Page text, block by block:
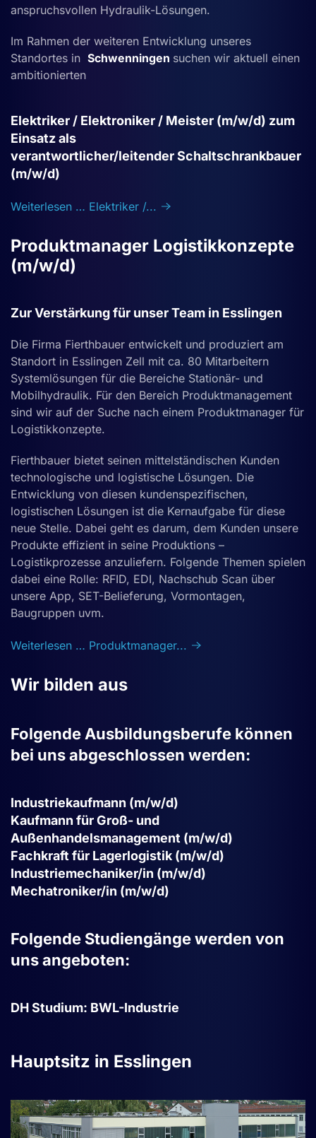
anspruchsvollen Hydraulik-Lösungen.
Im Rahmen der weiteren Entwicklung unseres
Standortes in Schwenningen suchen wir aktuell einen
ambitionierten
Elektriker / Elektroniker / Meister (m/w/d) zum
Einsatz als
verantwortlicher/leitenderSchaltschrankbauer
(m/w/d)
Weiterlesen … Elektriker /...
Produktmanager Logistikkonzepte
(m/w/d)
Zur Verstärkung für unser Team in Esslingen
Die Firma Fierthbauer entwickelt und produziert am
Standort in Esslingen Zell mit ca. 80 Mitarbeitern
Systemlösungen für die Bereiche Stationär- und
Mobilhydraulik. Für den Bereich Produktmanagement
sind wir auf der Suche nach einem Produktmanager für
Logistikkonzepte.
Fierthbauer bietet seinen mittelständischen Kunden
technologische und logistische Lösungen. Die
Entwicklung von diesen kundenspezifischen,
logistischen Lösungen ist die Kernaufgabe für diese
neue Stelle. Dabei geht es darum, dem Kunden unsere
Produkte effizient in seine Produktions –
Logistikprozesse anzuliefern. Folgende Themen spielen
dabei eine Rolle: RFID, EDI, Nachschub Scan über
unsere App, SET-Belieferung, Vormontagen,
Baugruppen uvm.
Weiterlesen … Produktmanager...
Wir bilden aus
Folgende Ausbildungsberufe können
bei uns abgeschlossen werden:
Industriekaufmann (m/w/d)
Kaufmann für Groß- und
Außenhandelsmanagement (m/w/d)
Fachkraft für Lagerlogistik (m/w/d)
Industriemechaniker/in (m/w/d)
Mechatroniker/in (m/w/d)
Folgende Studiengänge werden von
uns angeboten:
DH Studium: BWL-Industrie
Hauptsitz in Esslingen